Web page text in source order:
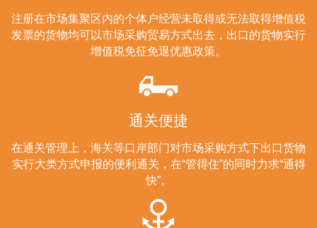
注册在市场集聚区内的个体户经营未取得或无法取得增值税
发票的货物均可以市场采购贸易方式出去，出口的货物实行
增值税免征免退优惠政策。
通关便捷
在通关管理上，海关等口岸部门对市场采购方式下出口货物
实行大类方式申报的便利通关，在“管得住”的同时力求“通得
快”。